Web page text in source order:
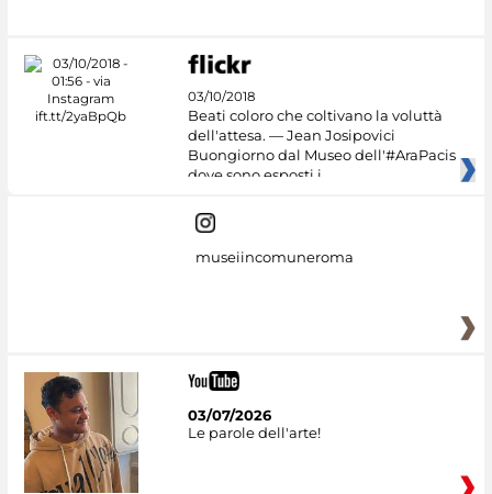
03/10/2018
Beati coloro che coltivano la voluttà
dell'attesa. — Jean Josipovici
Buongiorno dal Museo dell'#AraPacis
dove sono esposti i
museiincomuneroma
03/07/2026
Le parole dell'arte!